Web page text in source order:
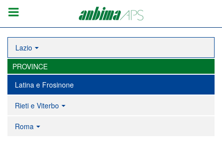
Lazio
PROVINCE
Latina e Frosinone
Rieti e Viterbo
Roma